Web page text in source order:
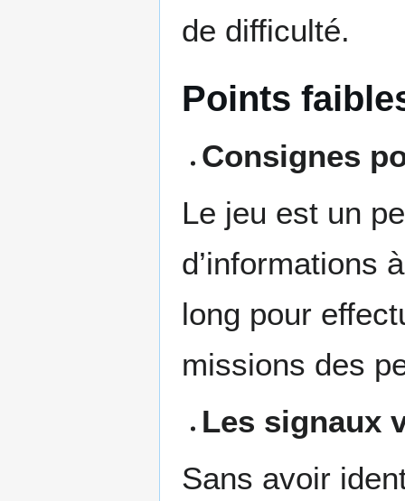
de difficulté.
Points
Consignes
Le jeu est un
d’informations
long pour
missions des
Les signaux
Sans avoir